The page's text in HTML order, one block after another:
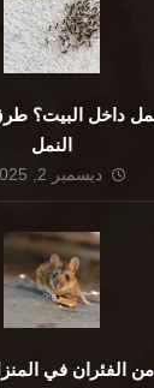
داخل البيت؟
النمل
ديسمبر 2, 2025
الفئران في